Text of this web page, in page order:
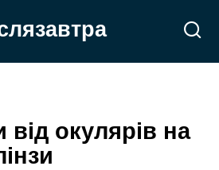
від окулярів на